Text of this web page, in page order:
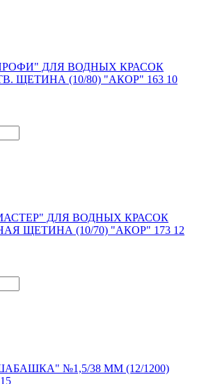
ДЛЯ ВОДНЫХ КРАСОК
ЩЕТИНА (10/80) "АКОР" 163 10
ДЛЯ ВОДНЫХ КРАСОК
ЩЕТИНА (10/70) "АКОР" 173 12
№1,5/38 ММ (12/1200)